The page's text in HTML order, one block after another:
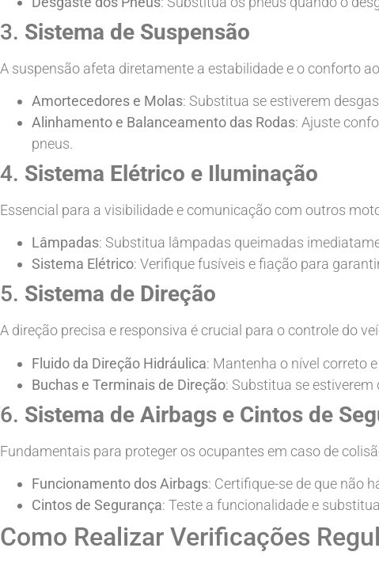
3. Sistema de Suspensão
A suspensão afeta diretamente a estabilidade e o conforto
Amortecedores e Molas: Substitua se estiverem
Alinhamento e Balanceamento das Rodas: Ajuste
pneus.
4. Sistema Elétrico e Iluminação
Essencial para a visibilidade e comunicação com outros
Lâmpadas: Substitua lâmpadas queimadas
Sistema Elétrico: Verifique fusíveis e fiação para
5. Sistema de Direção
A direção precisa e responsiva é crucial para o controle do
Fluido da Direção Hidráulica: Mantenha o nível correto
Buchas e Terminais de Direção: Substitua se
6. Sistema de Airbags e Cintos de
Fundamentais para proteger os ocupantes em caso de
Funcionamento dos Airbags: Certifique-se de que não
Cintos de Segurança: Teste a funcionalidade e
Como Realizar Verificações